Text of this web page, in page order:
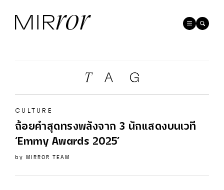
CULTURE
ถ้อยคำสุดทรงพลังจาก 3 นักแสดงบนเวที
‘Emmy Awards 2025’
by MIRROR TEAM